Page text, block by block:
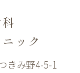
ック
きみ野4-5-1